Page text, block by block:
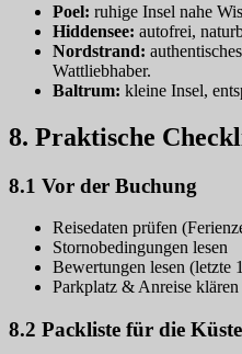
Poel: ruhige Insel nahe
Hiddensee: autofrei,
Nordstrand:
Wattliebhaber.
Baltrum: kleine Insel,
8. Praktische
8.1 Vor der Buchung
Reisedaten prüfen
Stornobedingungen lesen
Bewertungen lesen (letzte
Parkplatz & Anreise klären
8.2 Packliste für die Küste